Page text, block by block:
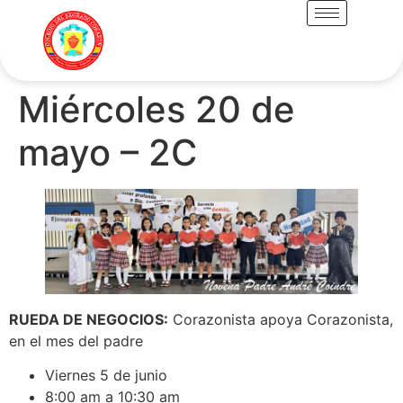
Miércoles 20 de
mayo – 2C
RUEDA DE NEGOCIOS: Corazonista apoya Corazonista,
en el mes del padre
Viernes 5 de junio
8:00 am a 10:30 am